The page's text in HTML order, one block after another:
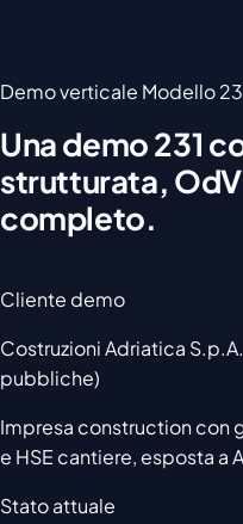
Demo verticale Modello
Una demo 231
strutturata,
completo.
Cliente demo
Costruzioni Adriatica
pubbliche)
Impresa construction con
e HSE cantiere, esposta
Stato attuale